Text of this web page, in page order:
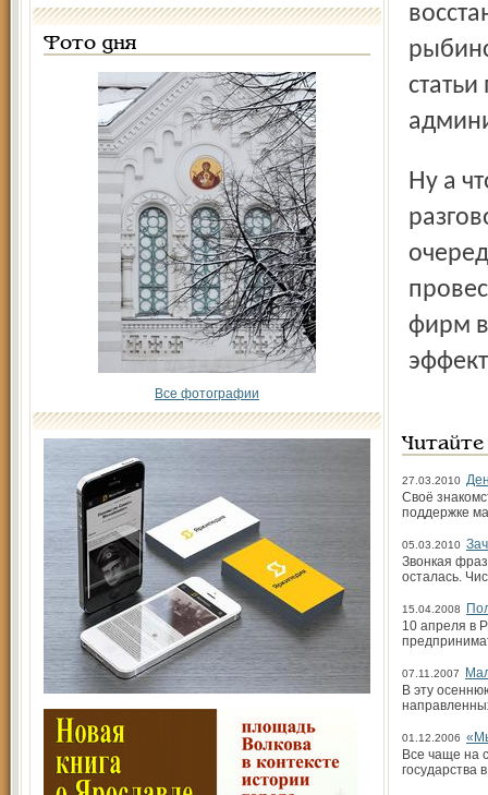
Фото дня
Все фотографии
Ну а что все же реально будет в Рыбинске сделано, чтобы
фирм
27.03.2010
Своё
поддержке
05.03.2010
Звонкая
осталась.
15.04.2008
10 апреля в
07.11.2007
В эту
01.12.2006
Все чаще на
государства